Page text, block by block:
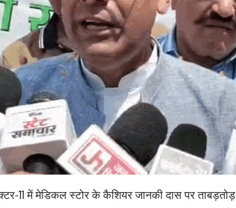
11 में मेडिकल स्टोर के कैशियर जानकी दास पर